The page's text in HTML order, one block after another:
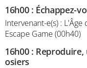
16h00: Échappez-
Intervenant-e(s) : L'Âge
Escape Game (00h40)
16h00: Reproduire,
osiers